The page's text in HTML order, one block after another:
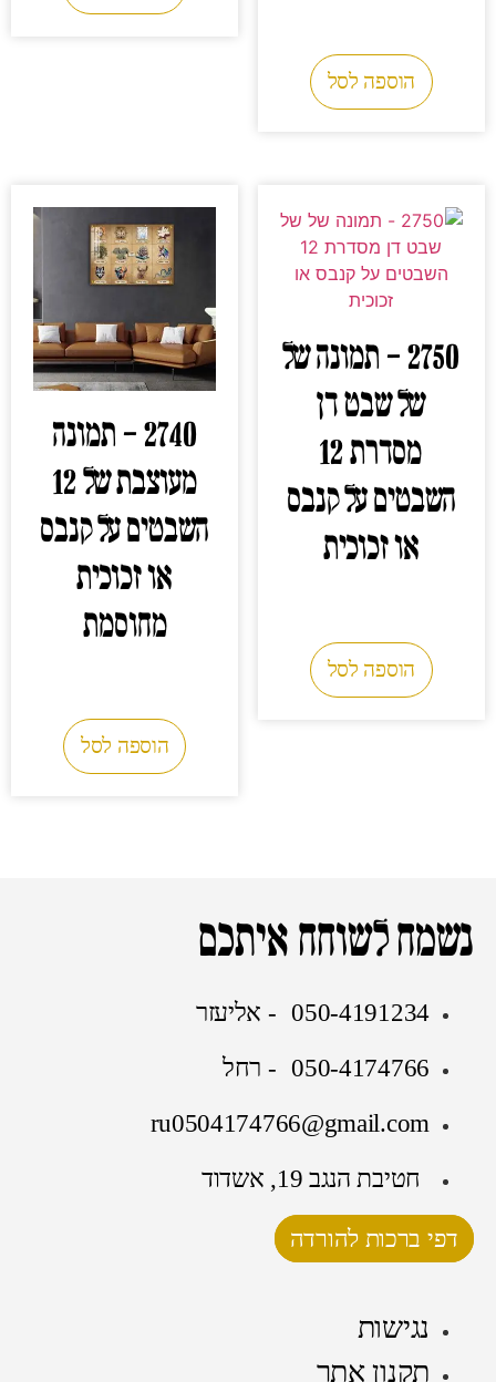
הוספה לסל
2750 – תמונה של
של שבט דן
מסדרת 12
השבטים על קנבס
או זכוכית
הוספה לסל
2740 – תמונה
מעוצבת של 12
השבטים על קנבס
או זכוכית
מחוסמת
הוספה לסל
נשמח לשוחח איתכם
050-4191234 - אליעזר
050-4174766 - רחל
ru0504174766@gmail.com
חטיבת הנגב 19, אשדוד
דפי ברכות להורדה
נגישות
תקנון אתר